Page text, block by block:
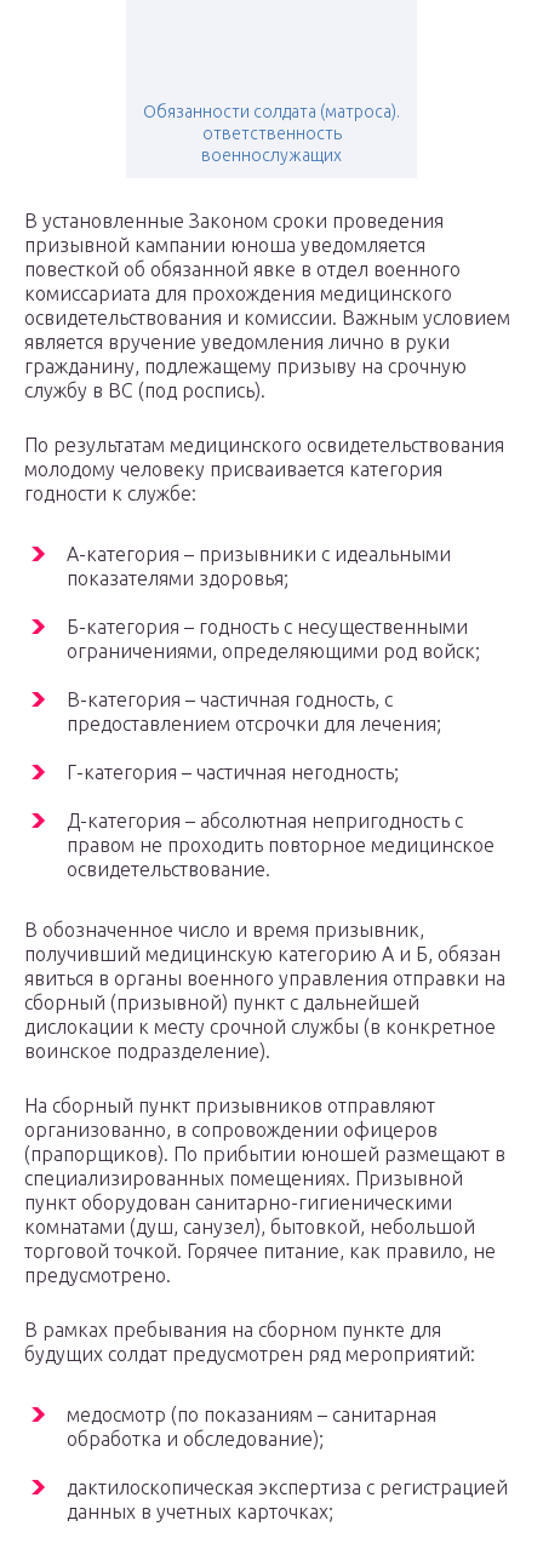
Обязанности солдата (матроса).
ответственность
военнослужащих
В установленные Законом сроки проведения
призывной кампании юноша уведомляется
повесткой об обязанной явке в отдел военного
комиссариата для прохождения медицинского
освидетельствования и комиссии. Важным условием
является вручение уведомления лично в руки
гражданину, подлежащему призыву на срочную
службу в ВС (под роспись).
По результатам медицинского освидетельствования
молодому человеку присваивается категория
годности к службе:
А-категория – призывники с идеальными
показателями здоровья;
Б-категория – годность с несущественными
ограничениями, определяющими род войск;
В-категория – частичная годность, с
предоставлением отсрочки для лечения;
Г-категория – частичная негодность;
Д-категория – абсолютная непригодность с
правом не проходить повторное медицинское
освидетельствование.
В обозначенное число и время призывник,
получивший медицинскую категорию А и Б, обязан
явиться в органы военного управления отправки на
сборный (призывной) пункт с дальнейшей
дислокации к месту срочной службы (в конкретное
воинское подразделение).
На сборный пункт призывников отправляют
организованно, в сопровождении офицеров
(прапорщиков). По прибытии юношей размещают в
специализированных помещениях. Призывной
пункт оборудован санитарно-гигиеническими
комнатами (душ, санузел), бытовкой, небольшой
торговой точкой. Горячее питание, как правило, не
предусмотрено.
В рамках пребывания на сборном пункте для
будущих солдат предусмотрен ряд мероприятий:
медосмотр (по показаниям – санитарная
обработка и обследование);
дактилоскопическая экспертиза с регистрацией
данных в учетных карточках;